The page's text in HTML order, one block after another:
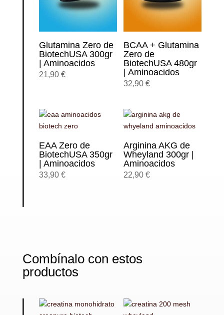
Glutamina Zero de
BiotechUSA 300gr
| Aminoacidos
21,90 €
BCAA + Glutamina
Zero de
BiotechUSA 480gr
| Aminoacidos
32,90 €
EAA Zero de
BiotechUSA 350gr
| Aminoacidos
33,90 €
Arginina AKG de
Wheyland 300gr |
Aminoacidos
22,90 €
Combínalo con estos
productos